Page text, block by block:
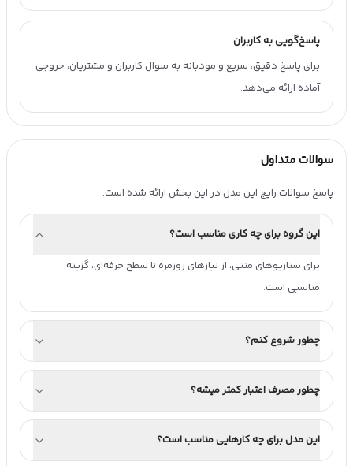
پاسخ‌گویی به کاربران
برای پاسخ دقیق، سریع و مودبانه به سوال کاربران و مشتریان، خروجی
آماده ارائه می‌دهد.
سوالات متداول
پاسخ سوالات رایج این مدل در این بخش ارائه شده است.
این گروه برای چه کاری مناسب است؟
مناسبی است.
چطور شروع کنم؟
چطور مصرف اعتبار کمتر میشه؟
این مدل برای چه کارهایی مناسب است؟